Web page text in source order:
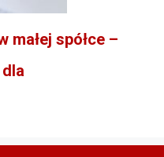
małej spółce –